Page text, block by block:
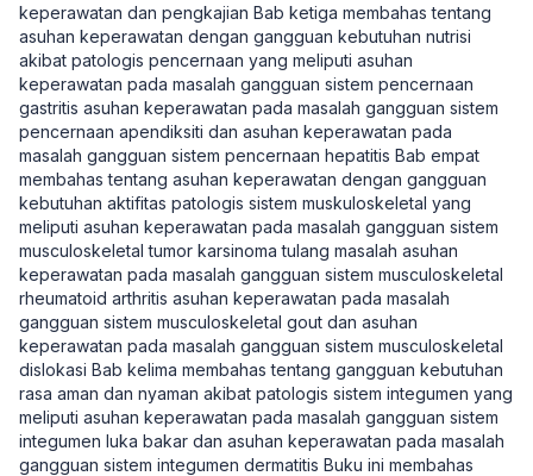
keperawatan dan pengkajian Bab ketiga membahas tentang
asuhan keperawatan dengan gangguan kebutuhan nutrisi
akibat patologis pencernaan yang meliputi asuhan
keperawatan pada masalah gangguan sistem pencernaan
gastritis asuhan keperawatan pada masalah gangguan sistem
pencernaan apendiksiti dan asuhan keperawatan pada
masalah gangguan sistem pencernaan hepatitis Bab empat
membahas tentang asuhan keperawatan dengan gangguan
kebutuhan aktifitas patologis sistem muskuloskeletal yang
meliputi asuhan keperawatan pada masalah gangguan sistem
musculoskeletal tumor karsinoma tulang masalah asuhan
keperawatan pada masalah gangguan sistem musculoskeletal
rheumatoid arthritis asuhan keperawatan pada masalah
gangguan sistem musculoskeletal gout dan asuhan
keperawatan pada masalah gangguan sistem musculoskeletal
dislokasi Bab kelima membahas tentang gangguan kebutuhan
rasa aman dan nyaman akibat patologis sistem integumen yang
meliputi asuhan keperawatan pada masalah gangguan sistem
integumen luka bakar dan asuhan keperawatan pada masalah
gangguan sistem integumen dermatitis Buku ini membahas